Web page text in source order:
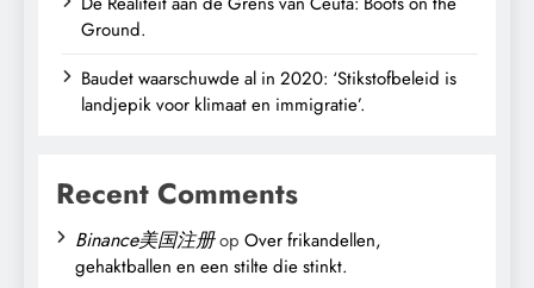
Ground.
Baudet waarschuwde al in 2020: ‘Stikstofbeleid is
landjepik voor klimaat en immigratie’.
Recent Comments
Binance美国注册op Over frikandellen,
gehaktballen en een stilte die stinkt.